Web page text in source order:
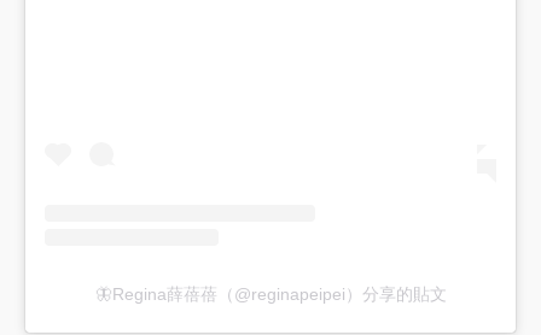
🦋Regina薛蓓蓓（@reginapeipei）分享的貼文